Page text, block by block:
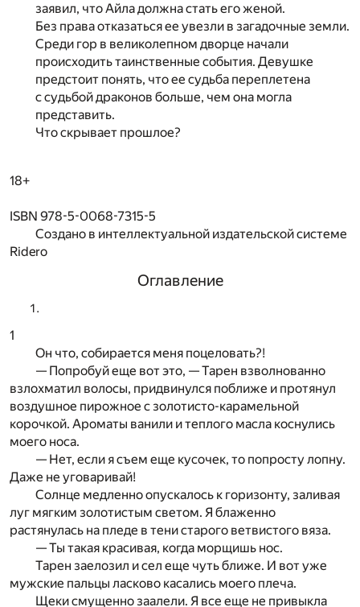
заявил, что Айла должна стать его женой.
Без права отказаться ее увезли в загадочные земли.
Среди гор в великолепном дворце начали
происходить таинственные события. Девушке
предстоит понять, что ее судьба переплетена
с судьбой драконов больше, чем она могла
представить.
Что скрывает прошлое?
18+
ISBN 978-5-0068-7315-5
Создано в интеллектуальной издательской системе
Ridero
Оглавление
1
Он что, собирается меня поцеловать?!
— Попробуй еще вот это, — Тарен взволнованно
взлохматил волосы, придвинулся поближе и протянул
воздушное пирожное с золотисто-карамельной
корочкой. Ароматы ванили и теплого масла коснулись
моего носа.
— Нет, если я съем еще кусочек, то попросту лопну.
Даже не уговаривай!
Солнце медленно опускалось к горизонту, заливая
луг мягким золотистым светом. Я блаженно
растянулась на пледе в тени старого ветвистого вяза.
— Ты такая красивая, когда морщишь нос.
Тарен заелозил и сел еще чуть ближе. И вот уже
мужские пальцы ласково касались моего плеча.
Щеки смущенно заалели. Я все еще не привыкла